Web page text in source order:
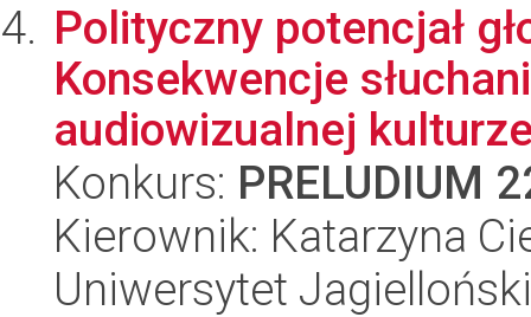
Polityczny potencjał
Konsekwencje
audiowizualnej
Konkurs: PRELUDIUM
Kierownik: Katarzyna
Uniwersytet